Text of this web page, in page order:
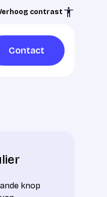
contrast
Contact
Contact
knop